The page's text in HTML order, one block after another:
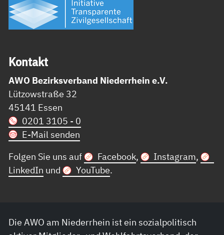
Kon­takt
AWO Bezirksverband Niederrhein e.V.
Lützowstraße 32
45141 Essen
0201 3105 - 0
E-Mail senden
Folgen Sie uns auf
Facebook, Instagram,
LinkedIn und YouTube.
Die AWO am Niederrhein ist ein sozialpolitisch